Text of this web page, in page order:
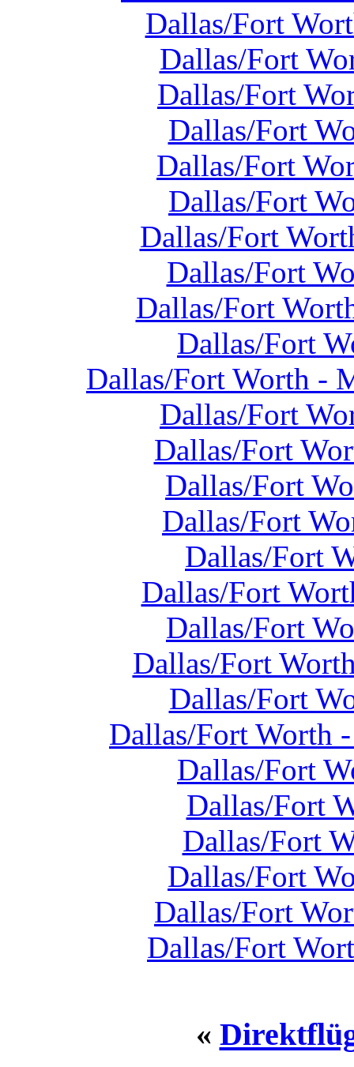
Dallas/Fort
Dallas/Fort
Dallas/Fort
Dallas/Fort
Dallas/Fort
Dallas/Fort
Dallas/Fort
Dallas/Fort
Dallas/Fort
Dallas/Fort
Dallas/Fort Worth -
Dallas/Fort
Dallas/Fort
Dallas/Fort
Dallas/Fort
Dallas/Fort
Dallas/Fort
Dallas/Fort
Dallas/Fort
Dallas/Fort
Dallas/Fort Worth
Dallas/Fort
Dallas/Fort
Dallas/Fort
Dallas/Fort
Dallas/Fort
Dallas/Fort
«